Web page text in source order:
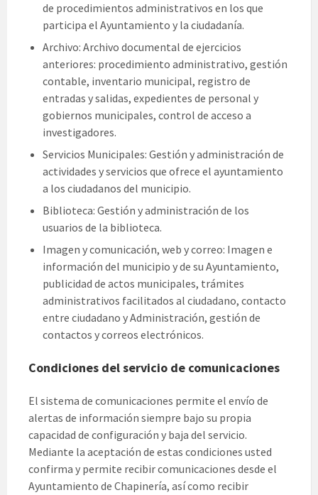
de procedimientos administrativos en los que
participa el Ayuntamiento y la ciudadanía.
Archivo: Archivo documental de ejercicios
anteriores: procedimiento administrativo, gestión
contable, inventario municipal, registro de
entradas y salidas, expedientes de personal y
gobiernos municipales, control de acceso a
investigadores.
Servicios Municipales: Gestión y administración de
actividades y servicios que ofrece el ayuntamiento
a los ciudadanos del municipio.
Biblioteca: Gestión y administración de los
usuarios de la biblioteca.
Imagen y comunicación, web y correo: Imagen e
información del municipio y de su Ayuntamiento,
publicidad de actos municipales, trámites
administrativos facilitados al ciudadano, contacto
entre ciudadano y Administración, gestión de
contactos y correos electrónicos.
Condiciones del servicio de comunicaciones
El sistema de comunicaciones permite el envío de
alertas de información siempre bajo su propia
capacidad de configuración y baja del servicio.
Mediante la aceptación de estas condiciones usted
confirma y permite recibir comunicaciones desde el
Ayuntamiento de Chapinería, así como recibir